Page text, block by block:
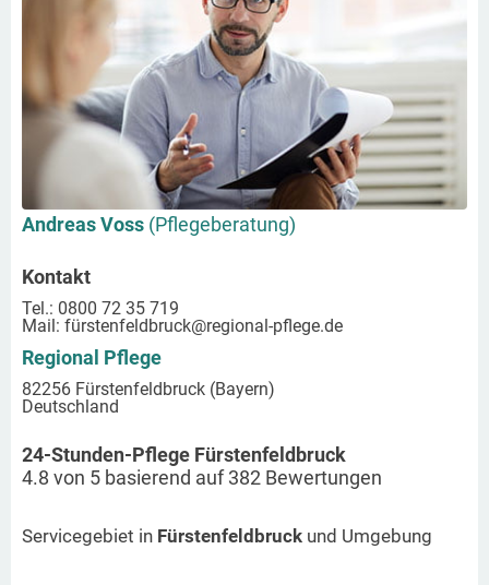
Andreas Voss (Pflegeberatung)
Kontakt
Tel.: 0800 72 35 719
Mail: fürstenfeldbruck@regional-pflege.de
Regional Pflege
82256 Fürstenfeldbruck (Bayern)
Deutschland
24-Stunden-Pflege Fürstenfeldbruck
4.8 von 5 basierend auf382 Bewertungen
Servicegebiet in Fürstenfeldbruck und Umgebung